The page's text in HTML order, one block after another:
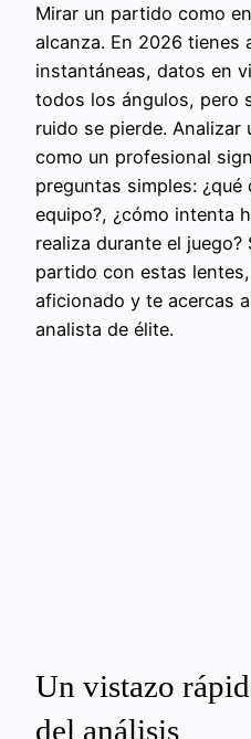
Mirar un partido como
alcanza. En 2026 tienes
instantáneas, datos en
todos los ángulos, pero
ruido se pierde.
como un profesional
preguntas simples: ¿qué
equipo?, ¿cómo intenta
realiza durante el juego?
partido con estas
aficionado y te acercas
analista de élite.
Un vistazo
del análisis